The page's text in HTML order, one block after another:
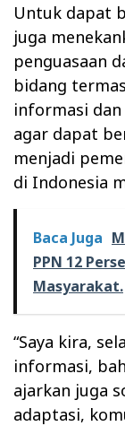
Untuk dapat
juga
penguasaan
bidang
informasi
agar dapat
menjadi
di Indonesia
Baca Juga
PPN 12
Masyarakat.
“Saya kira,
informasi,
ajarkan juga
adaptasi,